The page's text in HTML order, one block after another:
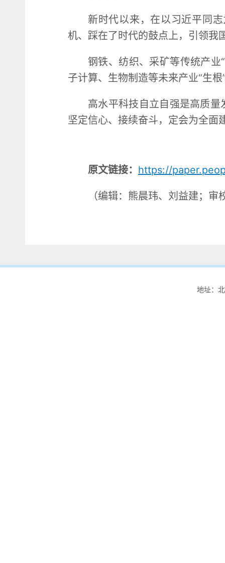
新时代以来，在以习近平同
机、踩在了时代的鼓点上，引领
钢铁、纺织、采矿等传统产业
子计算、生物制造等未来产业“生
高水平科技自立自强是高质
坚定信心、接续奋斗，定会为全面
原文链接： https://
（编辑：熊晨玮、刘益建；审
地址：